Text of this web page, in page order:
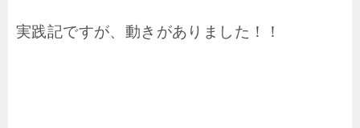
実践記ですが、動きがありました！！